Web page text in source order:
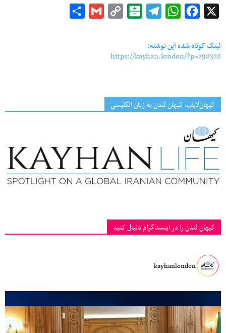
Facebook
WhatsApp
Telegram
Balatarin
Copy
Gmail
لینک کوتاه شده این نوشته:
https://kayhan.london/?p=298328
کیهان‌لایف، کیهان لندن به زبان انگلیسی
کیهان لندن را در اینستاگرام دنبال کنید
kayhanlondon